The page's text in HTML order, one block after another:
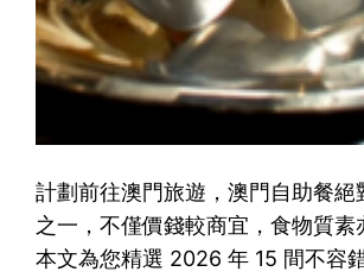
計劃前往澳門旅遊，澳門自助餐絕
之一，不僅價錢較商宜，食物質素
本文為您精選 2026 年 15 間不容